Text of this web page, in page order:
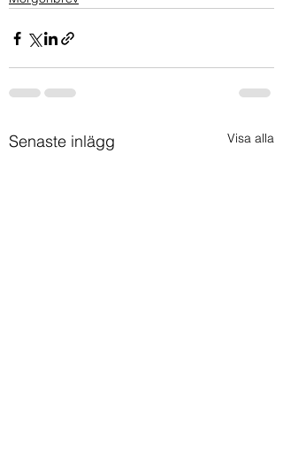
Senaste inlägg Visa alla